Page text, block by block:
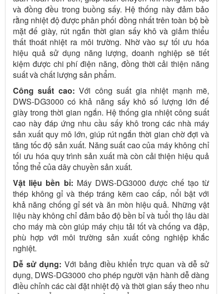
và đồng đều trong buồng sấy. Hệ thống này đảm bảo
rằng nhiệt độ được phân phối đồng nhất trên toàn bộ bề
mặt đế giày, rút ngắn thời gian sấy khô và giảm thiểu
thất thoát nhiệt ra môi trường. Nhờ vào sự tối ưu hóa
hiệu quả sử dụng năng lượng, doanh nghiệp sẽ tiết
kiệm được chi phí điện năng, đồng thời cải thiện năng
suất và chất lượng sản phẩm.
Công suất cao: Với công suất gia nhiệt mạnh mẽ,
DWS-DG3000 có khả năng sấy khô số lượng lớn đế
giày trong thời gian ngắn. Hệ thống gia nhiệt công suất
cao này đáp ứng nhu cầu sấy khô trong các nhà máy
sản xuất quy mô lớn, giúp rút ngắn thời gian chờ đợi và
tăng tốc độ sản xuất. Năng suất cao của máy không chỉ
tối ưu hóa quy trình sản xuất mà còn cải thiện hiệu quả
tổng thể của dây chuyền sản xuất.
Vật liệu bền bỉ: Máy DWS-DG3000 được chế tạo từ
thép không gỉ và thép tráng kẽm cao cấp, nổi bật với
khả năng chống gỉ sét và ăn mòn hiệu quả. Những vật
liệu này không chỉ đảm bảo độ bền bỉ và tuổi thọ lâu dài
cho máy mà còn giúp máy chịu tải tốt và chống va đập,
phù hợp với môi trường sản xuất công nghiệp khắc
nghiệt.
Dễ sử dụng: Với bảng điều khiển trực quan và dễ sử
dụng, DWS-DG3000 cho phép người vận hành dễ dàng
điều chỉnh các cài đặt nhiệt độ và thời gian sấy theo nhu